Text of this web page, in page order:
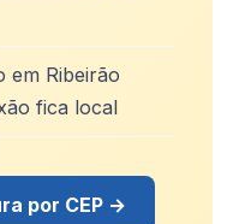
em Ribeirão
fica local
por CEP →